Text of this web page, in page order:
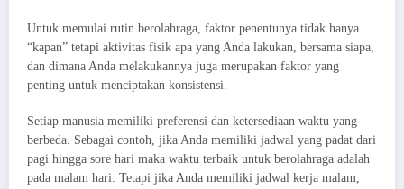
Untuk memulai rutin berolahraga, faktor penentunya tidak hanya
“kapan” tetapi aktivitas fisik apa yang Anda lakukan, bersama siapa,
dan dimana Anda melakukannya juga merupakan faktor yang
penting untuk menciptakan konsistensi.
Setiap manusia memiliki preferensi dan ketersediaan waktu yang
berbeda. Sebagai contoh, jika Anda memiliki jadwal yang padat dari
pagi hingga sore hari maka waktu terbaik untuk berolahraga adalah
pada malam hari. Tetapi jika Anda memiliki jadwal kerja malam,